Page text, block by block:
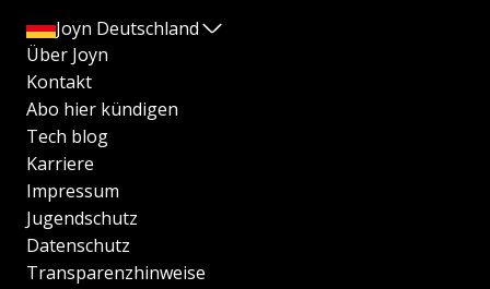
Joyn Deutschland
Über Joyn
Kontakt
Abo hier kündigen
Tech blog
Karriere
Impressum
Jugendschutz
Datenschutz
Transparenzhinweise